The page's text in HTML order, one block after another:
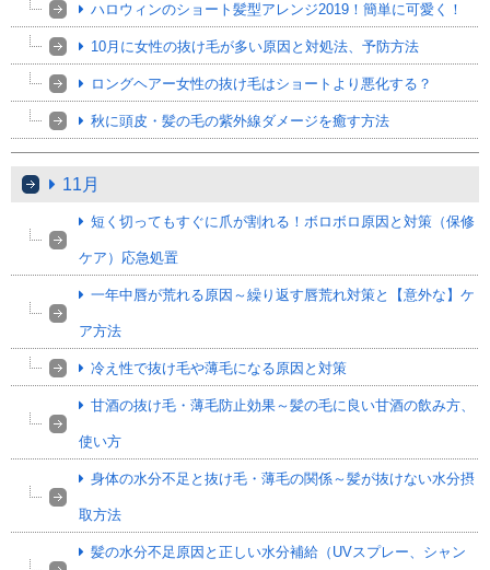
ハロウィンのショート髪型アレンジ2019！簡単に可愛く！
10月に女性の抜け毛が多い原因と対処法、予防方法
ロングヘアー女性の抜け毛はショートより悪化する？
秋に頭皮・髪の毛の紫外線ダメージを癒す方法
11月
短く切ってもすぐに爪が割れる！ボロボロ原因と対策（保修
ケア）応急処置
一年中唇が荒れる原因～繰り返す唇荒れ対策と【意外な】ケ
ア方法
冷え性で抜け毛や薄毛になる原因と対策
甘酒の抜け毛・薄毛防止効果～髪の毛に良い甘酒の飲み方、
使い方
身体の水分不足と抜け毛・薄毛の関係～髪が抜けない水分摂
取方法
髪の水分不足原因と正しい水分補給（UVスプレー、シャン